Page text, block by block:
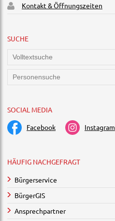
Kontakt & Öffnungszeiten
SUCHE
SOCIAL MEDIA
Facebook Instagram
HÄUFIG NACHGEFRAGT
Bürgerservice
BürgerGIS
Ansprechpartner